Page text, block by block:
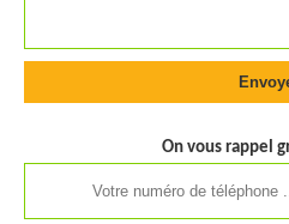
On vous rappel